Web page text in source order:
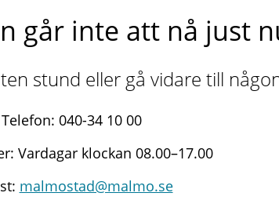
går inte att nå just
stund eller gå vidare till
Telefon: 040-34 10 00
Vardagar klockan 08.00–17.00
malmostad@malmo.se